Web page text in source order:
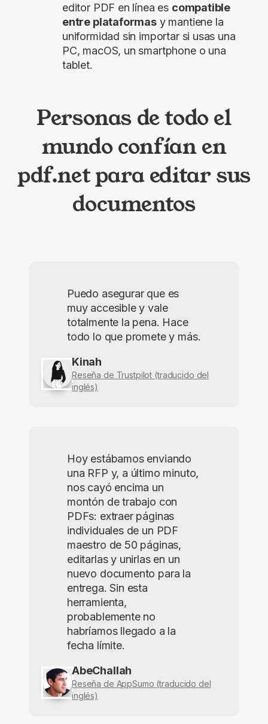
editor PDF en línea es compatible
entre plataformasy mantiene la
uniformidad sin importar si usas una
PC, macOS, un smartphone o una
tablet.
Personas de todo el
mundo confían en
pdf.net para editar sus
documentos
Puedo asegurar que es
muy accesible y vale
totalmente la pena. Hace
todo lo que promete y más.
Kinah
Reseña de Trustpilot (traducido del
inglés)
Hoy estábamos enviando
una RFP y, a último minuto,
nos cayó encima un
montón de trabajo con
PDFs: extraer páginas
individuales de un PDF
maestro de 50 páginas,
editarlas y unirlas en un
nuevo documento para la
entrega. Sin esta
herramienta,
probablemente no
habríamos llegado a la
fecha límite.
AbeChallah
Reseña de AppSumo (traducido del
inglés)